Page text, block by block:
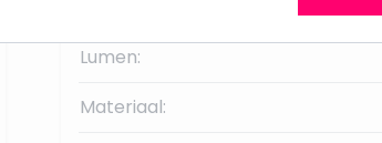
Lumen:
Materiaal: